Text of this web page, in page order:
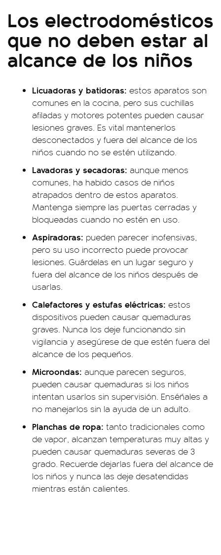
Los electrodomésticos
que no deben estar al
alcance de los niños
Licuadoras y batidoras: estos aparatos son
comunes en la cocina, pero sus cuchillas
afiladas y motores potentes pueden causar
lesiones graves. Es vital mantenerlos
desconectados y fuera del alcance de los
niños cuando no se estén utilizando.
Lavadoras y secadoras: aunque menos
comunes, ha habido casos de niños
atrapados dentro de estos aparatos.
Mantenga siempre las puertas cerradas y
bloqueadas cuando no estén en uso.
Aspiradoras: pueden parecer inofensivas,
pero su uso incorrecto puede provocar
lesiones. Guárdelas en un lugar seguro y
fuera del alcance de los niños después de
usarlas.
Calefactores y estufas eléctricas: estos
dispositivos pueden causar quemaduras
graves. Nunca los deje funcionando sin
vigilancia y asegúrese de que estén fuera del
alcance de los pequeños.
Microondas: aunque parecen seguros,
pueden causar quemaduras si los niños
intentan usarlos sin supervisión. Enséñales a
no manejarlos sin la ayuda de un adulto.
Planchas de ropa: tanto tradicionales como
de vapor, alcanzan temperaturas muy altas y
pueden causar quemaduras severas de 3
grado. Recuerde dejarlas fuera del alcance de
los niños y nunca las deje desatendidas
mientras están calientes.